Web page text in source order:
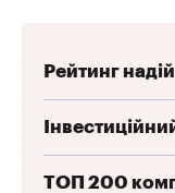
Рейтинг
ТОП 200